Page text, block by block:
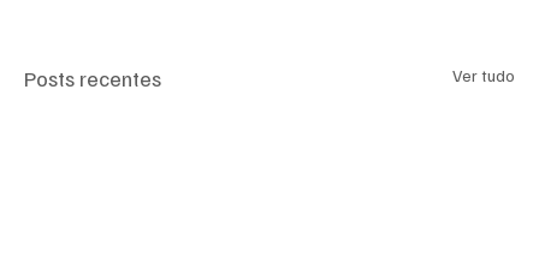
Posts recentes Ver tudo